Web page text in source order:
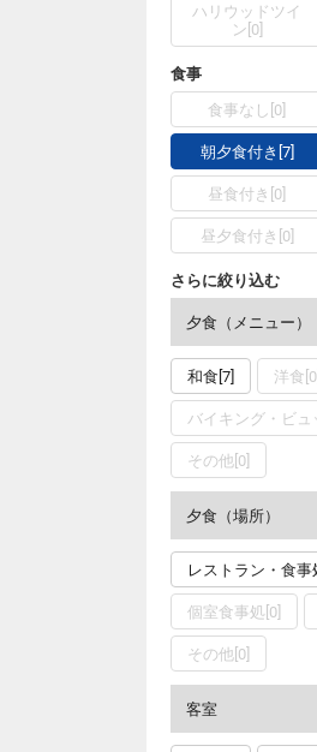
ハリウッドツイ
ン[0]
食事
食事なし[0]
朝夕食付き[7]
昼食付き[0]
昼夕食付き[0]
さらに絞り込む
夕食（メニュー）
和食[7] 洋食[0]
バイキング・ビュ
その他[0]
夕食（場所）
レストラン・食事
個室食事処[0]
その他[0]
客室